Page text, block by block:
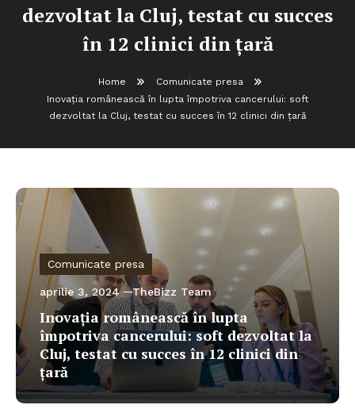
dezvoltat la Cluj, testat cu succes
în 12 clinici din țară
Home
Comunicate presa
Inovația românească în lupta împotriva cancerului: soft
dezvoltat la Cluj, testat cu succes în 12 clinici din țară
Comunicate presa
aprilie 3, 2024 TheBizz Team
Inovația românească în lupta
împotriva cancerului: soft dezvoltat la
Cluj, testat cu succes în 12 clinici din
țară